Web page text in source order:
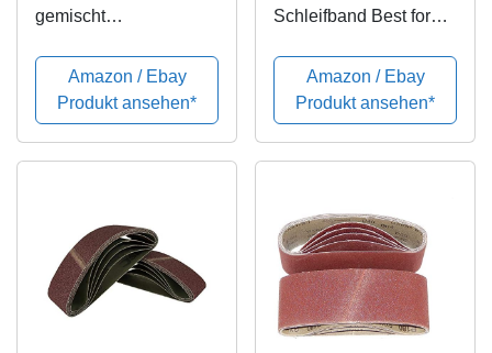
gemischt
Schleifband f.
Bandschleifgeräte
75x533 mm
│Schleifbandset │ P-D-
Amazon / Ebay
Produkt ansehen*
Schleifband Best for
und Farbe für
Bandschleifer (10
Stück, Körnung 80,
X440)
Amazon / Ebay
Produkt ansehen*